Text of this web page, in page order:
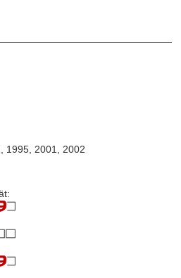
1995, 2001, 2002